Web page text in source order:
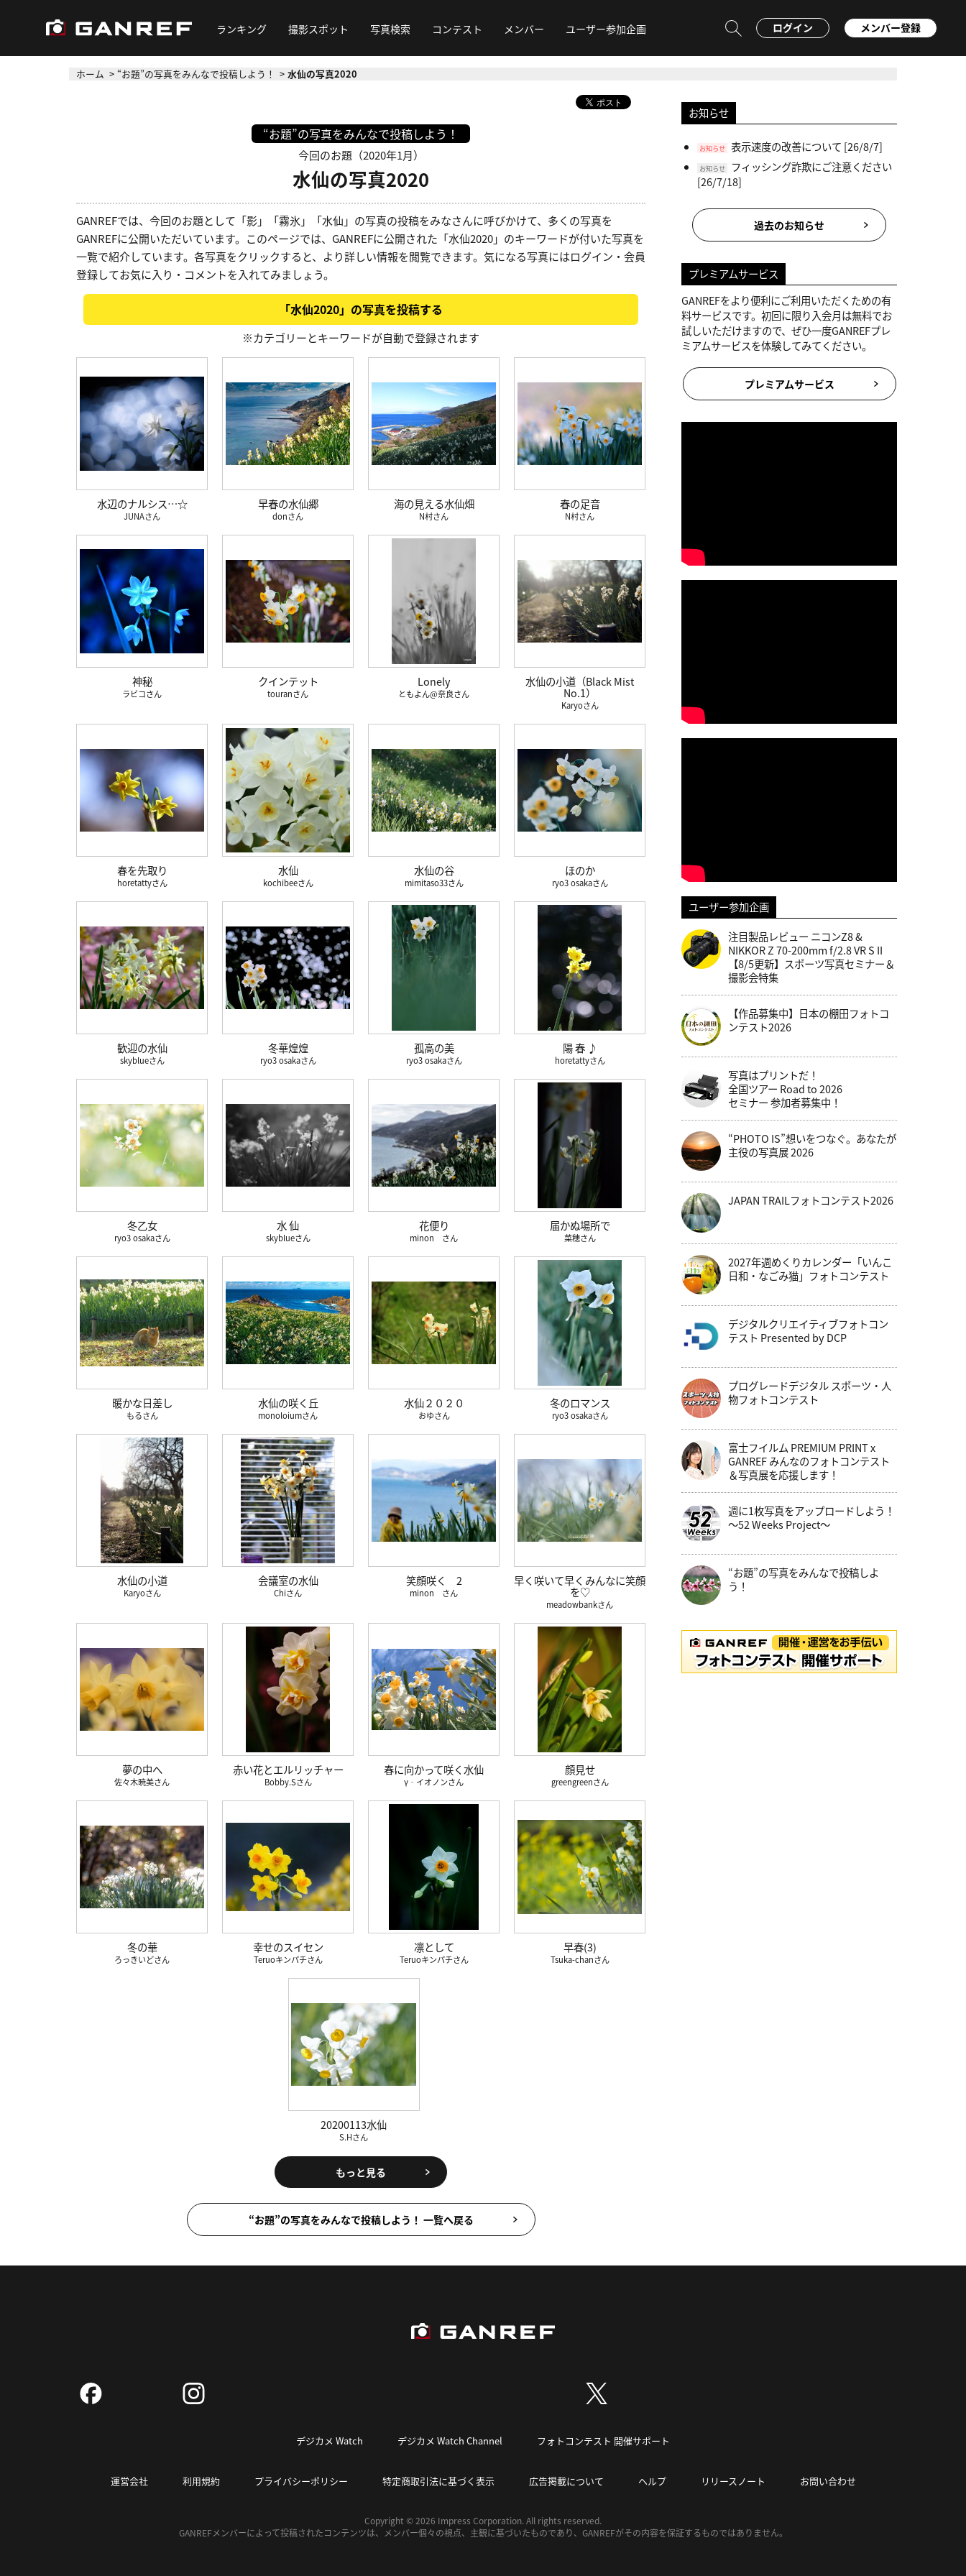
ランキング 撮影スポット 写真検索 コンテスト メンバー ユーザー参加企画 ログイン メンバー登録
ホーム “お題”の写真をみんなで投稿しよう！ 水仙の写真2020
“お題”の写真をみんなで投稿しよう！
今回のお題（2020年1月）
水仙の写真2020
GANREFでは、今回のお題として「影」「霧氷」「水仙」の写真の投稿をみなさんに呼びかけて、多くの写真を
GANREFに公開いただいています。このページでは、GANREFに公開された「水仙2020」のキーワードが付いた写真を
一覧で紹介しています。各写真をクリックすると、より詳しい情報を閲覧できます。気になる写真にはログイン・会員
登録してお気に入り・コメントを入れてみましょう。
「水仙2020」の写真を投稿する
※カテゴリーとキーワードが自動で登録されます
水辺のナルシス…☆
JUNA
早春の水仙郷
don
海の見える水仙畑
N村
春の足音
N村
神秘
ラビコ
クインテット
touran
Lonely
ともよん@奈良
水仙の小道（Black Mist
No.1）
Karyo
春を先取り
horetatty
水仙
kochibee
水仙の谷
mimitaso33
ほのか
ryo3 osaka
歓迎の水仙
skyblue
冬華煌煌
ryo3 osaka
孤高の美
ryo3 osaka
陽 春 ♪
horetatty
冬乙女
ryo3 osaka
水 仙
skyblue
花便り
minon
届かぬ場所で
菜穂
暖かな日差し
もる
水仙の咲く丘
monoloium
水仙２０２０
おゆ
冬のロマンス
ryo3 osaka
水仙の小道
Karyo
会議室の水仙
Chi
笑顔咲く 2
minon
早く咲いて早くみんなに笑顔
を♡
meadowbank
夢の中へ
佐々木暁美
赤い花とエルリッチャー
Bobby.S
春に向かって咲く水仙
γ‐イオノン
顔見せ
greengreen
冬の華
ろっきいど
幸せのスイセン
Teruoキンパチ
凛として
Teruoキンパチ
早春(3)
Tsuka-chan
20200113水仙
S.H
もっと見る
“お題”の写真をみんなで投稿しよう！ 一覧へ戻る
お知らせ
お知らせ 表示速度の改善について [26/8/7]
お知らせ
フィッシング詐欺にご注意ください
[26/7/18]
過去のお知らせ
プレミアムサービス
GANREFをより便利にご利用いただくための有
料サービスです。初回に限り入会月は無料でお
試しいただけますので、ぜひ一度GANREFプレ
ミアムサービスを体験してみてください。
プレミアムサービス
ユーザー参加企画
注目製品レビュー ニコンZ8 &
NIKKOR Z 70-200mm f/2.8 VR S II
【8/5更新】スポーツ写真セミナー＆
撮影会特集
【作品募集中】日本の棚田フォトコ
ンテスト2026
写真はプリントだ！
全国ツアー Road to 2026
セミナー 参加者募集中！
“PHOTO IS”想いをつなぐ。あなたが
主役の写真展 2026
JAPAN TRAILフォトコンテスト2026
2027年週めくりカレンダー「いんこ
日和・なごみ猫」フォトコンテスト
デジタルクリエイティブフォトコン
テスト Presented by DCP
プログレードデジタル スポーツ・人
物フォトコンテスト
富士フイルム PREMIUM PRINT x
GANREF みんなのフォトコンテスト
＆写真展を応援します！
週に1枚写真をアップロードしよう！
～52 Weeks Project～
“お題”の写真をみんなで投稿しよ
う！
デジカメ Watch デジカメ Watch Channel フォトコンテスト 開催サポート
運営会社 利用規約 プライバシーポリシー 特定商取引法に基づく表示 広告掲載について ヘルプ リリースノート お問い合わせ
Copyright © 2026 Impress Corporation. All rights reserved.
GANREFメンバーによって投稿されたコンテンツは、メンバー個々の視点、主観に基づいたものであり、GANREFがその内容を保証するものではありません。